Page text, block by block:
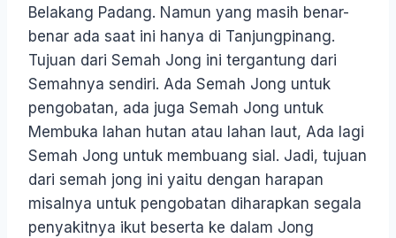
Belakang Padang. Namun yang masih benar-
benar ada saat ini hanya di Tanjungpinang.
Tujuan dari Semah Jong ini tergantung dari
Semahnya sendiri. Ada Semah Jong untuk
pengobatan, ada juga Semah Jong untuk
Membuka lahan hutan atau lahan laut, Ada lagi
Semah Jong untuk membuang sial. Jadi, tujuan
dari semah jong ini yaitu dengan harapan
misalnya untuk pengobatan diharapkan segala
penyakitnya ikut beserta ke dalam Jong